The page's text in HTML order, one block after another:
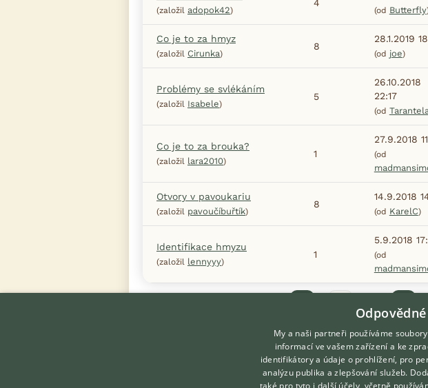
(založil adopok42)
4
(od Butterfly
Co je to za hmyz
(založil Cirunka)
8
28.1.2019
(od joe)
Problémy se svlékáním
(založil Isabele)
5
26.10.2018
22:17
(od Tarantela
Co je to za brouka?
(založil lara2010)
1
27.9.2018
(od
Otvory v pavoukariu
(založil pavoučíbuřtík)
8
14.9.2018
(od KarelC)
Identifikace hmyzu
(založil lennyyy)
1
5.9.2018
(od
DOMOVSKÁ STRÁNKA
My a naši partneři používáme
informací ve vašem zařízení a ke
identifikátory a údaje o prohlížení, pro
analýzu publika a zlepšování služeb.
také pro tyto i další účely, včetně